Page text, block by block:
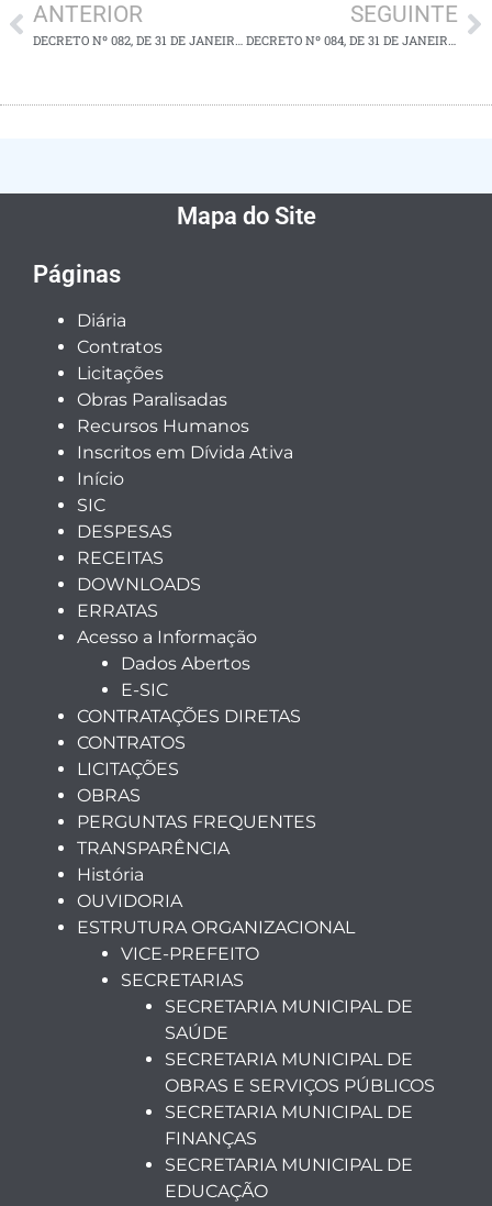
ANTERIOR
DECRETO Nº 082, DE 31 DE JANEIRO DE 2025
SEGUINTE
DECRETO Nº 084, DE 31 DE JANEIRO DE 2025
Mapa do Site
Páginas
Diária
Contratos
Licitações
Obras Paralisadas
Recursos Humanos
Inscritos em Dívida Ativa
Início
SIC
DESPESAS
RECEITAS
DOWNLOADS
ERRATAS
Acesso a Informação
Dados Abertos
E-SIC
CONTRATAÇÕES DIRETAS
CONTRATOS
LICITAÇÕES
OBRAS
PERGUNTAS FREQUENTES
TRANSPARÊNCIA
História
OUVIDORIA
ESTRUTURA ORGANIZACIONAL
VICE-PREFEITO
SECRETARIAS
SECRETARIA MUNICIPAL DE
SAÚDE
SECRETARIA MUNICIPAL DE
OBRAS E SERVIÇOS PÚBLICOS
SECRETARIA MUNICIPAL DE
FINANÇAS
SECRETARIA MUNICIPAL DE
EDUCAÇÃO